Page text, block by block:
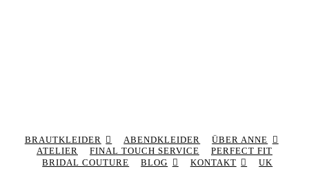
BRAUTKLEIDER ABENDKLEIDER
ÜBER ANNE
ATELIER
FINAL TOUCH SERVICE
PERFECT FIT
BRIDAL COUTURE
BLOG KONTAKT UK